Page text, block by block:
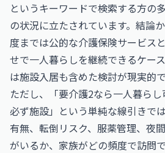
というキーワードで検索する方の
の状況に立たされています。結論
度までは公的な介護保険サービス
せで一人暮らしを継続できるケー
は施設入居も含めた検討が現実的で
ただし、「要介護2なら一人暮ら
必ず施設」という単純な線引きで
有無、転倒リスク、服薬管理、夜
がいるか、家族がどの頻度で訪問